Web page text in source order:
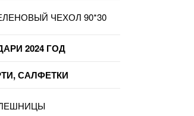
ЧЕХОЛ 90*30
2024 ГОД
САЛФЕТКИ